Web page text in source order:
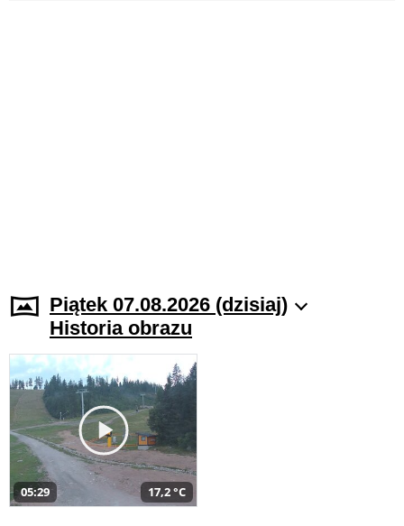
Piątek 07.08.2026 (dzisiaj)
Historia obrazu
05:29 17,2 °C